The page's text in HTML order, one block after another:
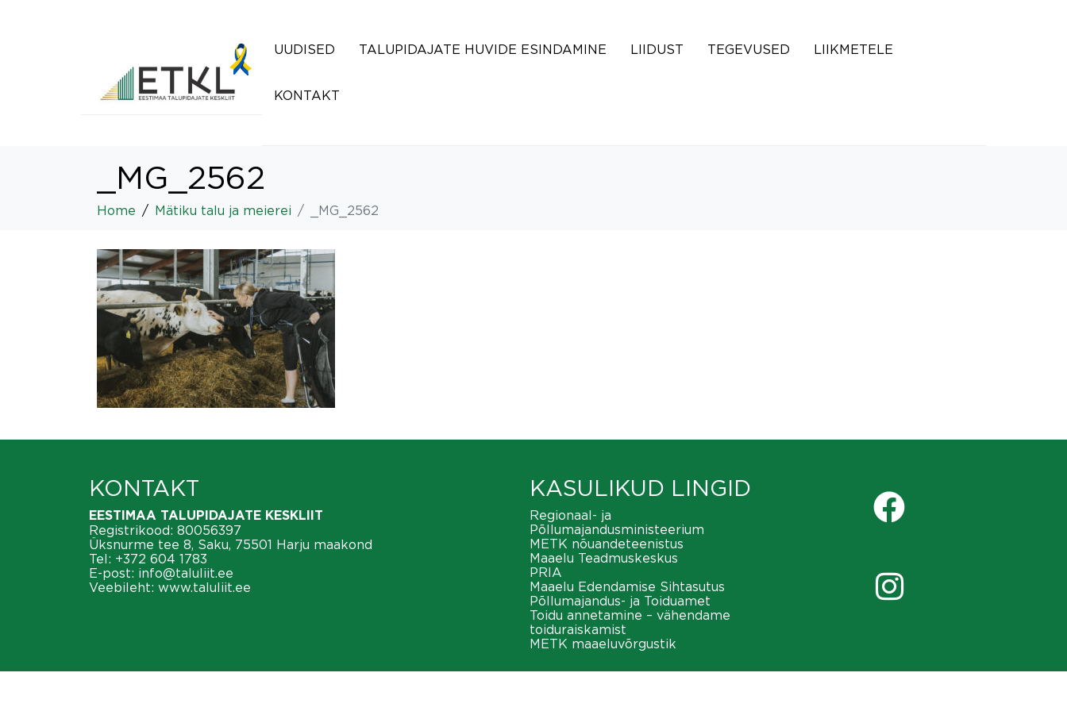
UUDISED TALUPIDAJATE HUVIDE ESINDAMINE LIIDUST TEGEVUSED LIIKMETELE
KONTAKT
_MG_2562
Home Mätiku talu ja meierei _MG_2562
KONTAKT
EESTIMAA TALUPIDAJATE KESKLIIT
Registrikood: 80056397
Üksnurme tee 8, Saku, 75501 Harju maakond
Tel: +372 604 1783
E-post: info@taluliit.ee
Veebileht: www.taluliit.ee
KASULIKUD LINGID
Regionaal- ja
Põllumajandusministeerium
METK nõuandeteenistus
Maaelu Teadmuskeskus
PRIA
Maaelu Edendamise Sihtasutus
Põllumajandus- ja Toiduamet
Toidu annetamine – vähendame
toiduraiskamist
METK maaeluvõrgustik